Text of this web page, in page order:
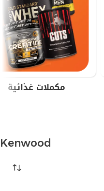
مكملات غذائية
Kenwood